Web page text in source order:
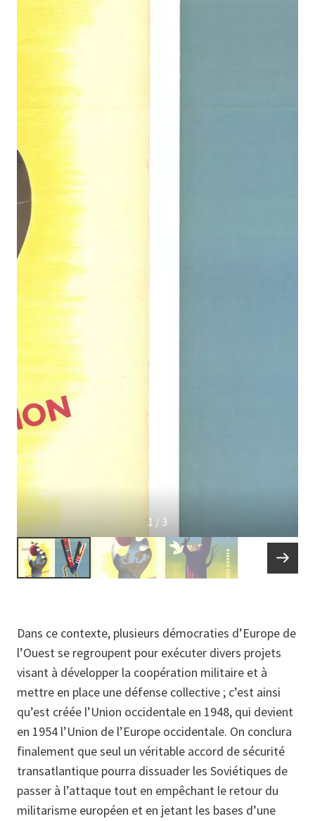
1 / 3
Dans ce contexte, plusieurs démocraties d’Europe de
l’Ouest se regroupent pour exécuter divers projets
visant à développer la coopération militaire et à
mettre en place une défense collective ; c’est ainsi
qu’est créée l’Union occidentale en 1948, qui devient
en 1954 l’Union de l’Europe occidentale. On conclura
finalement que seul un véritable accord de sécurité
transatlantique pourra dissuader les Soviétiques de
passer à l’attaque tout en empêchant le retour du
militarisme européen et en jetant les bases d’une